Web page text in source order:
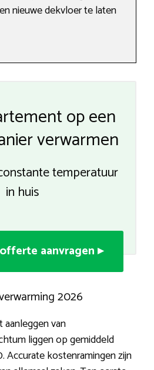
nieuwe dekvloer te laten
op een
verwarmen
temperatuur
in huis
aanvragen ▸
2026
van
liggen op gemiddeld
kostenramingen zijn